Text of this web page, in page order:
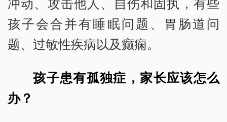
孩子会合并有睡眠问题、胃肠道问
题、过敏性疾病以及癫痫。
孩子患有孤独症，家长应该怎么
办？